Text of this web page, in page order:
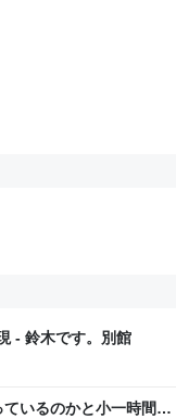
- 鈴木です。別館
いるのかと小一時間問